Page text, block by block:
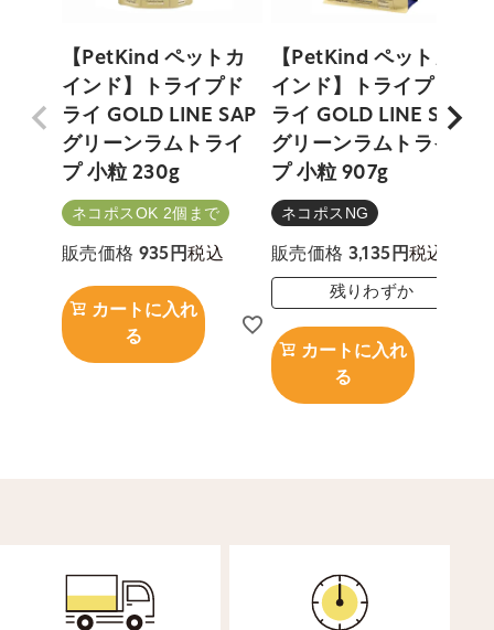
【PetKind ペットカ
インド】トライプド
ライ GOLD LINE SAP
グリーンラムトライ
プ 小粒 230g
ネコポスOK 2個まで
販売価格 935 税込
カートに入れ
る
【PetKind ペットカ
インド】トライプド
ライ GOLD LINE SAP
グリーンラムトライ
プ 小粒 907g
ネコポスNG
販売価格 3,135 税込
残りわずか
カートに入れ
る